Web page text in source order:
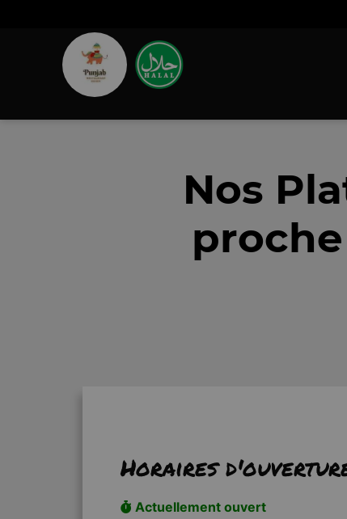
Nos
Horaires
Actuellement ouvert